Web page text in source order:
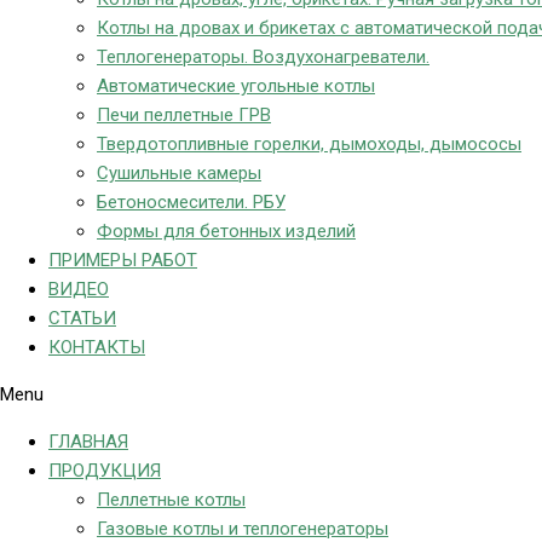
Котлы на дровах и брикетах с автоматической
Теплогенераторы. Воздухонагреватели.
Автоматические угольные котлы
Печи пеллетные ГРВ
Твердотопливные горелки, дымоходы, дымососы
Сушильные камеры
Бетоносмесители. РБУ
Формы для бетонных изделий
ПРИМЕРЫ РАБОТ
ВИДЕО
СТАТЬИ
КОНТАКТЫ
Menu
ГЛАВНАЯ
ПРОДУКЦИЯ
Пеллетные котлы
Газовые котлы и теплогенераторы